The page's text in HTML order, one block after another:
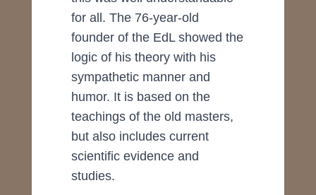
for all. The 76-year-old
founder of the EdL showed the
logic of his theory with his
sympathetic manner and
humor. It is based on the
teachings of the old masters,
but also includes current
scientific evidence and
studies.